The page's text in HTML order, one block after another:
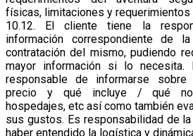
físicas, limitaciones y requerimientos
10.12. El cliente tiene la
información correspondiente de
contratación del mismo, pudiendo
mayor información si lo
responsable de informarse
precio y qué incluye / qué no
hospedajes, etc así como también
sus gustos. Es responsabilidad de
haber entendido la logística y